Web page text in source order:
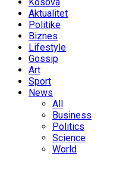
Aktualitet
Politike
Biznes
Lifestyle
Gossip
Art
Sport
News
All
Business
Politics
Science
World